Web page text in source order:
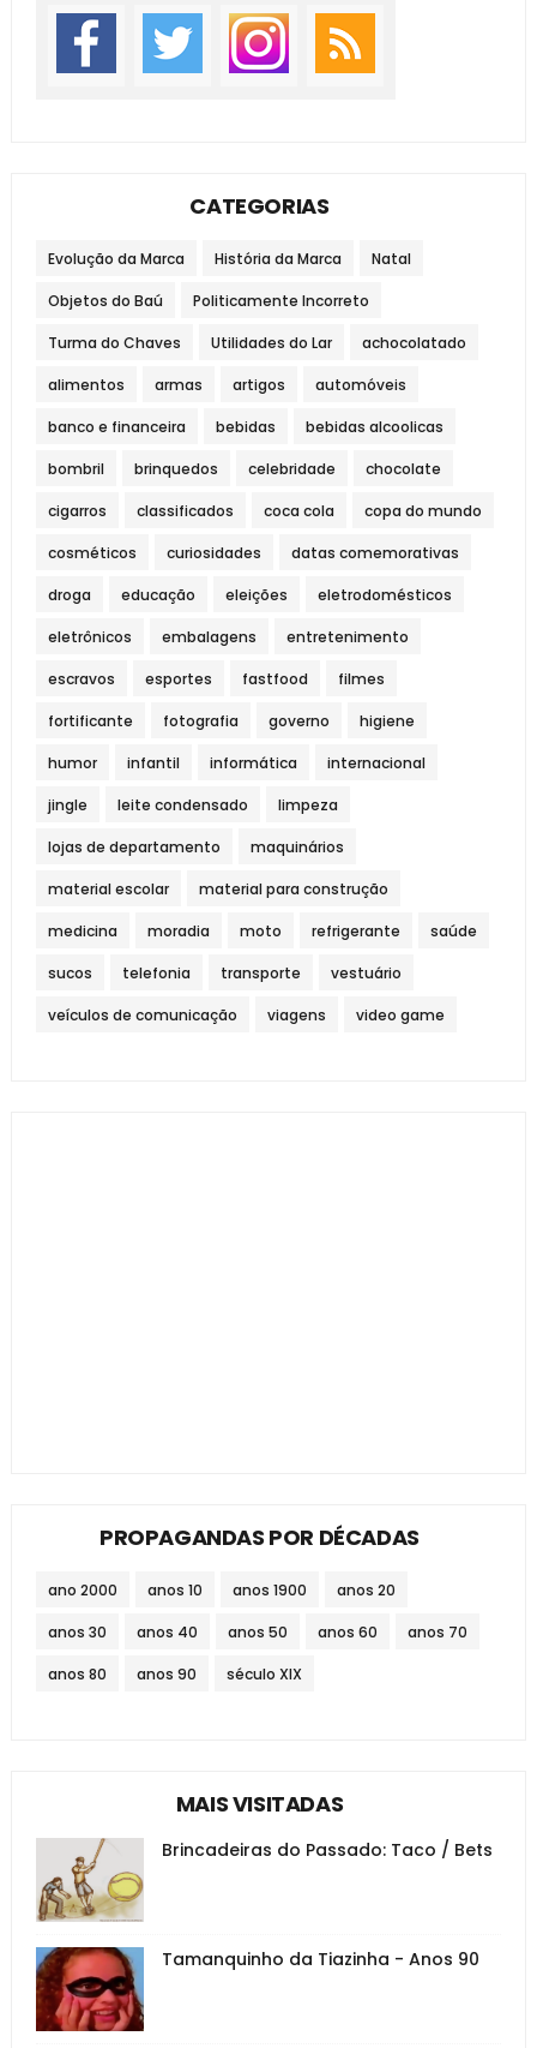
CATEGORIAS
Evolução da Marca História da Marca Natal
Objetos do Baú Politicamente Incorreto
Turma do Chaves Utilidades do Lar achocolatado
alimentos armas artigos automóveis
banco e financeira bebidas bebidas alcoolicas
bombril brinquedos celebridade chocolate
cigarros classificados coca cola copa do mundo
cosméticos curiosidades datas comemorativas
droga educação eleições eletrodomésticos
eletrônicos embalagens entretenimento
escravos esportes fastfood filmes
fortificante fotografia governo higiene
humor infantil informática internacional
jingle leite condensado limpeza
lojas de departamento maquinários
material escolar material para construção
medicina moradia moto refrigerante saúde
sucos telefonia transporte vestuário
veículos de comunicação viagens video game
PROPAGANDAS POR DÉCADAS
ano 2000 anos 10 anos 1900 anos 20
anos 30 anos 40 anos 50 anos 60 anos 70
anos 80 anos 90 século XIX
MAIS VISITADAS
Brincadeiras do Passado: Taco / Bets
Tamanquinho da Tiazinha - Anos 90